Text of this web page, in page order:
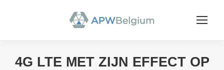
4G LTE MET ZIJN EFFECT OP